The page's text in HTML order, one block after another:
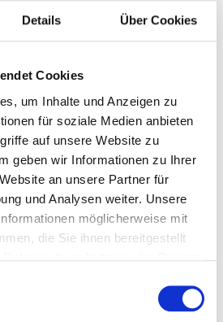
Details Über Cookies
Cookies
um Inhalte und Anzeigen zu
für soziale Medien anbieten
auf unsere Website zu
geben wir Informationen zu Ihrer
an unsere Partner für
und Analysen weiter. Unsere
möglicherweise mit
die Sie ihnen bereitgestellt